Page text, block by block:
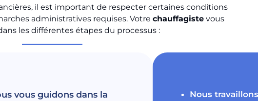
il est important de respecter certaines conditions
administratives requises. Votre chauffagistevous
les différentes étapes du processus :
vous guidons dans la
Nous